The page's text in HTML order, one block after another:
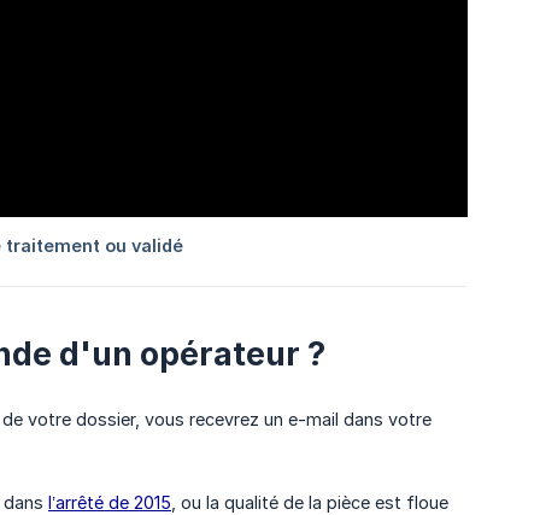
d'un opérateur ?
votre dossier, vous recevrez un e-mail dans votre
l’arrêté de 2015 , ou la qualité de la pièce est floue